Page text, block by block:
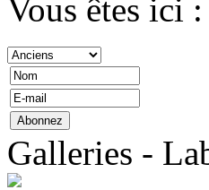
Vous êtes ici :
Galleries -